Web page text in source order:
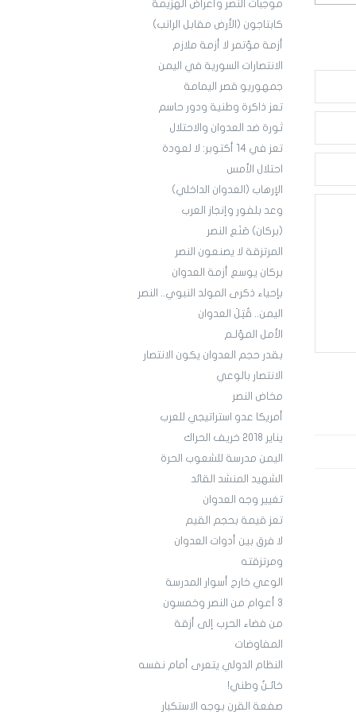
موجبات النصر وأعراض الهزيمة
كابتاجون (الأرض مقابل الراتب)
أزمة مؤتمر لا أزمة ملازم
الانتصارات السورية في اليمن
جمهوريو قصر اليمامة
تعز ذاكرة وطنية ودور حاسم
ثورة ضد العدوان والاحتلال
تعز في 14 أكتوبر: لا لعودة
احتلال الأمس
الإرهاب (العدوان الداخلي)
وعد بلفور وإنجاز العرب
(بركان) صَنَع النصر
المرتزقة لا يصنعون النصر
بركان يوسع أزمة العدوان
بإحياء ذكرى المولد النبوي.. النصر
اليمن.. قُتِلَ العدوان
الأمل المؤلـم
بقدر حجم العدوان يكون الانتصار
الانتصار بالوعي
مخاض النصر
أمريكا عدو استراتيجي للعرب
يناير 2018 خريف الحراك
اليمن مدرسة للشعوب الحرة
الشهيد المنشد القائد
تغيير وجه العدوان
تعز قيمة بحجم القيم
لا فرق بين أدوات العدوان
ومرتزقته
الوعي خارج أسوار المدرسة
3 أعوام من النصر وخمسون
من فضاء الحرب إلى أزقة
المفاوضات
النظام الدولي يتعرى أمام نفسه
خائـنٌ وطني!
صفعة القرن بوجه الاستكبار